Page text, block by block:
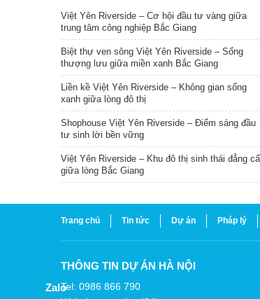
Việt Yên Riverside – Cơ hội đầu tư vàng giữa
trung tâm công nghiệp Bắc Giang
Biệt thự ven sông Việt Yên Riverside – Sống
thượng lưu giữa miền xanh Bắc Giang
Liền kề Việt Yên Riverside – Không gian sống
xanh giữa lòng đô thị
Shophouse Việt Yên Riverside – Điểm sáng đầu
tư sinh lời bền vững
Việt Yên Riverside – Khu đô thị sinh thái đẳng
giữa lòng Bắc Giang
Trang chủ Tin tức Dự án Pháp lý
THÔNG TIN DỰ ÁN HÀ NỘI
Tel: 0986 866 790
Zalo